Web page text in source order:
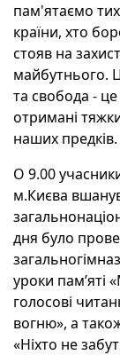
пам'ятаємо
країни, хто
стояв на
майбутнього.
та свобода - це
отримані
наших предків.
О 9.00
м.Києва
дня було
уроки пам’яті
голосові
вогню», а
«Ніхто не